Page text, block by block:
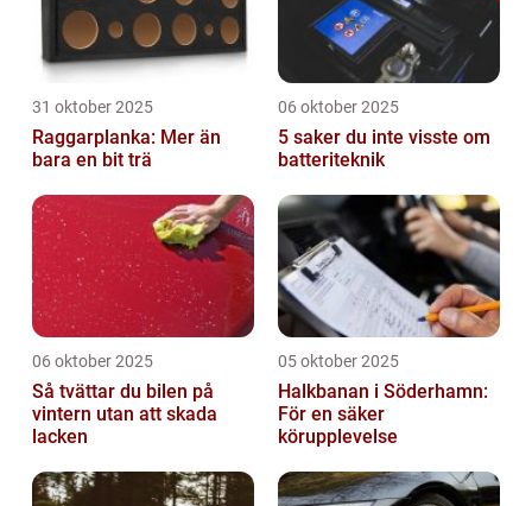
31 oktober 2025
Raggarplanka: Mer än
bara en bit trä
06 oktober 2025
5 saker du inte visste om
batteriteknik
06 oktober 2025
Så tvättar du bilen på
vintern utan att skada
lacken
05 oktober 2025
Halkbanan i Söderhamn:
För en säker
körupplevelse